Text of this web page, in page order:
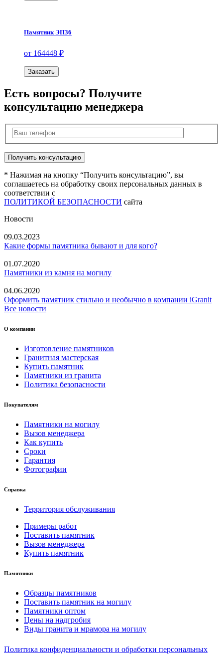
Памятник ЭП36
от 164448 ₽
Заказать
Есть вопросы? Получите
консультацию менеджера
* Нажимая на кнопку “Получить консультацию”, вы
соглашаетесь на обработку своих персональных данных в
соответствии с
ПОЛИТИКОЙ БЕЗОПАСНОСТИ сайта
Новости
09.03.2023
Какие формы памятника бывают и для кого?
01.07.2020
Памятники из камня на могилу
04.06.2020
Оформить памятник стильно и необычно в компании iGranit
Все новости
О компании
Изготовление памятников
Гранитная мастерская
Купить памятник
Памятники из гранита
Политика безопасности
Покупателям
Памятники на могилу
Вызов менеджера
Как купить
Сроки
Гарантия
Фотографии
Справка
Территория обслуживания
Примеры работ
Поставить памятник
Вызов менеджера
Купить памятник
Памятники
Образцы памятников
Поставить памятник на могилу
Памятники оптом
Цены на надгробия
Виды гранита и мрамора на могилу
Политика конфиденциальности и обработки персональных